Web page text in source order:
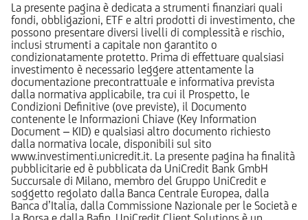
La presente pagina è dedicata a strumenti finanziari quali
fondi, obbligazioni, ETF e altri prodotti di investimento, che
possono presentare diversi livelli di complessità e rischio,
inclusi strumenti a capitale non garantito o
condizionatamente protetto. Prima di effettuare qualsiasi
investimento è necessario leggere attentamente la
documentazione precontrattuale e informativa prevista
dalla normativa applicabile, tra cui il Prospetto, le
Condizioni Definitive (ove previste), il Documento
contenente le Informazioni Chiave (Key Information
Document – KID) e qualsiasi altro documento richiesto
dalla normativa locale, disponibili sul sito
www.investimenti.unicredit.it. La presente pagina ha finalità
pubblicitarie ed è pubblicata da UniCredit Bank GmbH
Succursale di Milano, membro del Gruppo UniCredit e
soggetto regolato dalla Banca Centrale Europea, dalla
Banca d’Italia, dalla Commissione Nazionale per le Società e